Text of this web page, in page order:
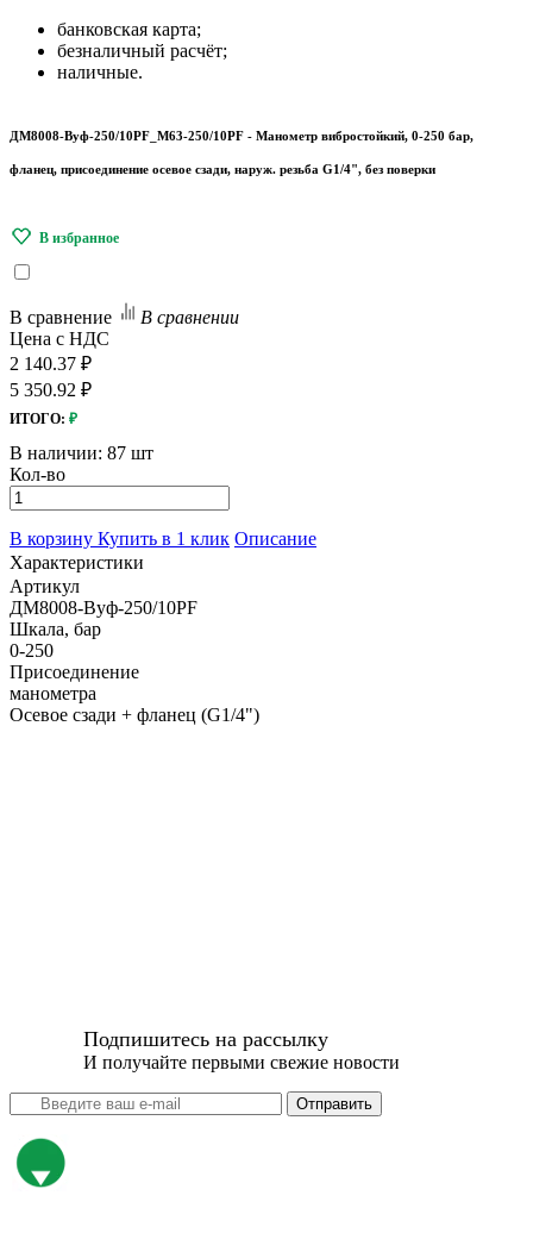
банковская карта;
безналичный расчёт;
наличные.
ДМ8008-Вуф-250/10PF_M63-250/10PF - Манометр вибростойкий, 0-250 бар,
фланец, присоединение осевое сзади, наруж. резьба G1/4", без поверки
В сравнение
В сравнении
Цена с НДС
2 140.37 ₽
5 350.92 ₽
ИТОГО: ₽
В наличии: 87 шт
Кол-во
В корзину Купить в 1 клик Описание
Характеристики
Артикул
ДМ8008-Вуф-250/10PF
Шкала, бар
0-250
Присоединение
манометра
Осевое сзади + фланец (G1/4")
Подпишитесь на рассылку
И получайте первыми свежие новости
Отправить